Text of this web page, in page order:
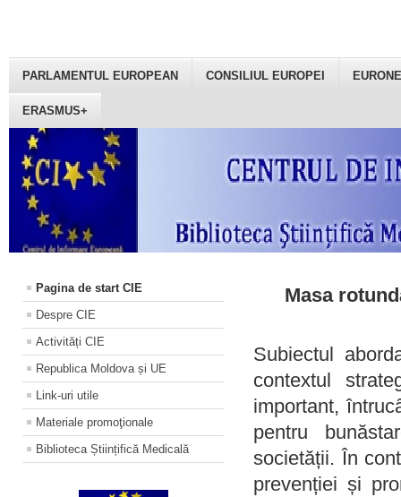
PARLAMENTUL EUROPEAN CONSILIUL EUROPEI
ERASMUS+
Pagina de start CIE
Despre CIE
Activități CIE
Republica Moldova și UE
Link-uri utile
Materiale promoţionale
Biblioteca Științifică Medicală
Masa
Subiectul
contextul
important,
pentru
societății. În
prevenției și